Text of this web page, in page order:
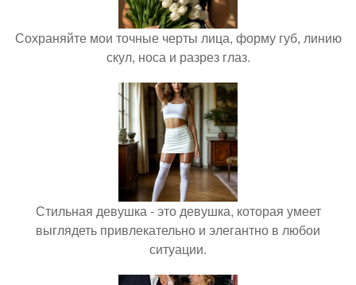
Сохраняйте мои точные черты лица, форму губ, линию
скул, носа и разрез глаз.
Стильная девушка - это девушка, которая умеет
выглядеть привлекательно и элегантно в любои
ситуации.